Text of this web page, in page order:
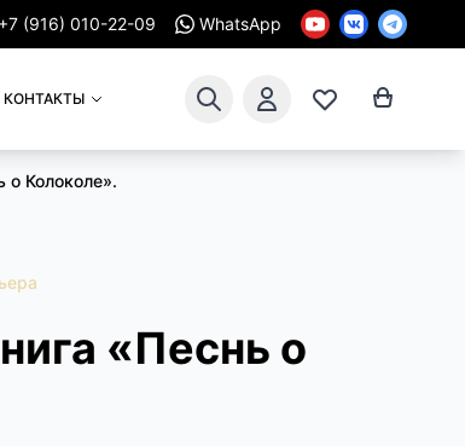
+7 (916) 010-22-09 WhatsApp
КОНТАКТЫ
о Колоколе».
«Песнь о